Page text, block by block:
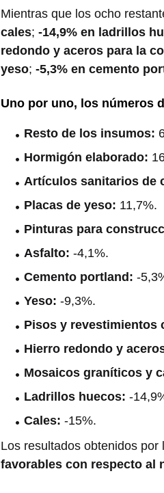
Mientras que los ocho
cales; -14,9% en ladrillos
redondo y aceros para la
yeso; -5,3% en cemento
Uno por uno, los números
Resto de los insumos:
Hormigón elaborado:
Artículos sanitarios de
Placas de yeso: 11,7%.
Pinturas para
Asfalto: -4,1%.
Cemento portland: -
Yeso: -9,3%.
Pisos y revestimientos
Hierro redondo y
Mosaicos graníticos y
Ladrillos huecos: -
Cales: -15%.
Los resultados obtenidos
favorables con respecto al